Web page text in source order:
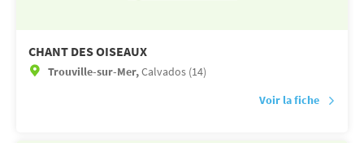
CHANT DES OISEAUX
Trouville-sur-Mer,Calvados (14)
Voir la fiche